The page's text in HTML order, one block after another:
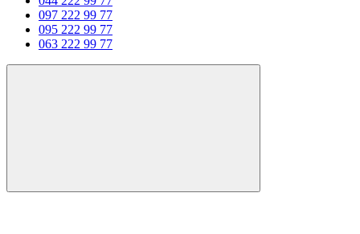
097 222 99 77
095 222 99 77
063 222 99 77